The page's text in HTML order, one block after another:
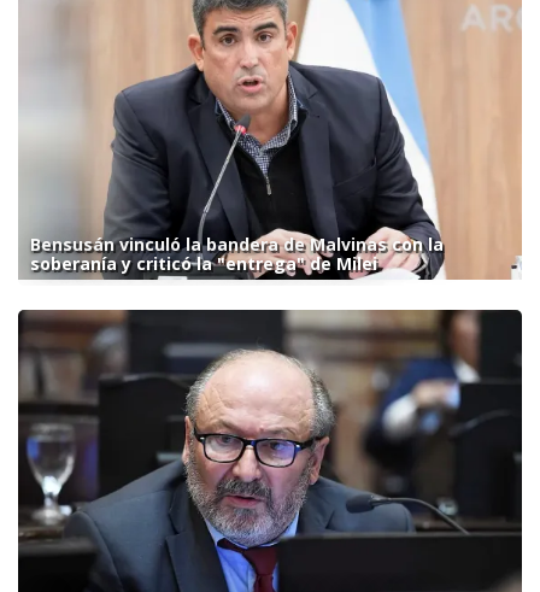
Bensusán vinculó la bandera de Malvinas con la
soberanía y criticó la "entrega" de Milei